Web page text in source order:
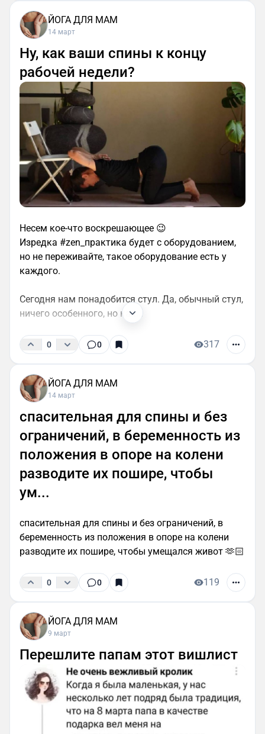
ЙОГА ДЛЯ МАМ
14 март
Ну, как ваши спины к концу
рабочей недели?
Несем кое-что воскрешающее 😉
Изредка #zen_практика будет с оборудованием,
но не переживайте, такое оборудование есть у
каждого.
Сегодня нам понадобится стул. Да, обычный стул,
ничего особенного, но как...
0 0 317
ЙОГА ДЛЯ МАМ
14 март
спасительная для спины и без
ограничений, в беременность из
положения в опоре на колени
разводите их пошире, чтобы
ум...
спасительная для спины и без ограничений, в
беременность из положения в опоре на колени
разводите их пошире, чтобы умещался живот 🫶🏻
0 0 119
ЙОГА ДЛЯ МАМ
9 март
Перешлите папам этот вишлист